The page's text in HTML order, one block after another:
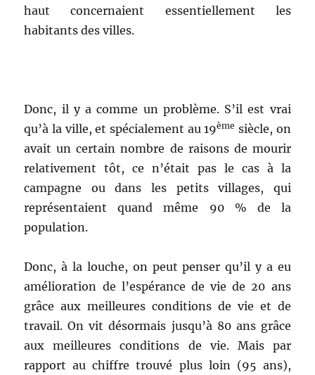
haut concernaient essentiellement les
habitants des villes.
Donc, il y a comme un problème. S’il est vrai
qu’à la ville, et spécialement au 19ème siècle, on
avait un certain nombre de raisons de mourir
relativement tôt, ce n’était pas le cas à la
campagne ou dans les petits villages, qui
représentaient quand même 90 % de la
population.
Donc, à la louche, on peut penser qu’il y a eu
amélioration de l’espérance de vie de 20 ans
grâce aux meilleures conditions de vie et de
travail. On vit désormais jusqu’à 80 ans grâce
aux meilleures conditions de vie. Mais par
rapport au chiffre trouvé plus loin (95 ans),